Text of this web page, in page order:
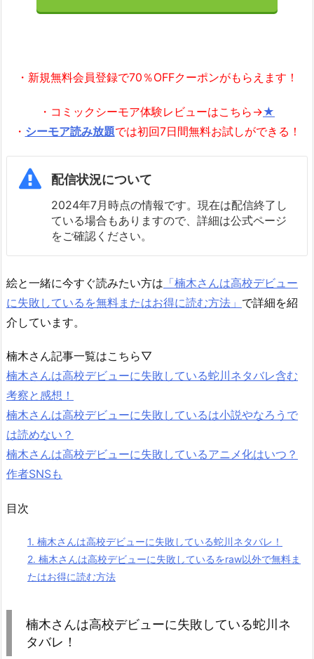
・新規無料会員登録で70％OFFクーポンがもらえます！
・コミックシーモア体験レビューはこちら→★
・ シーモア読み放題では初回7日間無料お試しができる！
配信状況について
2024年7月時点の情報です。現在は配信終了し
ている場合もありますので、詳細は公式ページ
をご確認ください。
絵と一緒に今すぐ読みたい方は 「楠木さんは高校デビュー
に失敗しているを無料またはお得に読む方法」 で詳細を紹
介しています。
楠木さん記事一覧はこちら▽
楠木さんは高校デビューに失敗している蛇川ネタバレ含む
考察と感想！
楠木さんは高校デビューに失敗しているは小説やなろうで
は読めない？
楠木さんは高校デビューに失敗しているアニメ化はいつ？
作者SNSも
目次
1. 楠木さんは高校デビューに失敗している蛇川ネタバレ！
2. 楠木さんは高校デビューに失敗しているをraw以外で無料ま
たはお得に読む方法
楠木さんは高校デビューに失敗している蛇川ネ
タバレ！